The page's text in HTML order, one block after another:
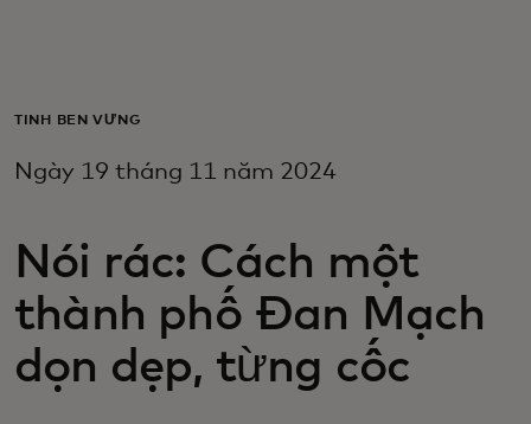
Dành cho doanh nghiệp
Dành cho nhà đổi mới
Tin tức và xu hướng
TÍNH BỀN VỮNG
Ngày 19 tháng 11 năm 2024
Nói rác: Cách một
thành phố Đan Mạch
dọn dẹp, từng cốc